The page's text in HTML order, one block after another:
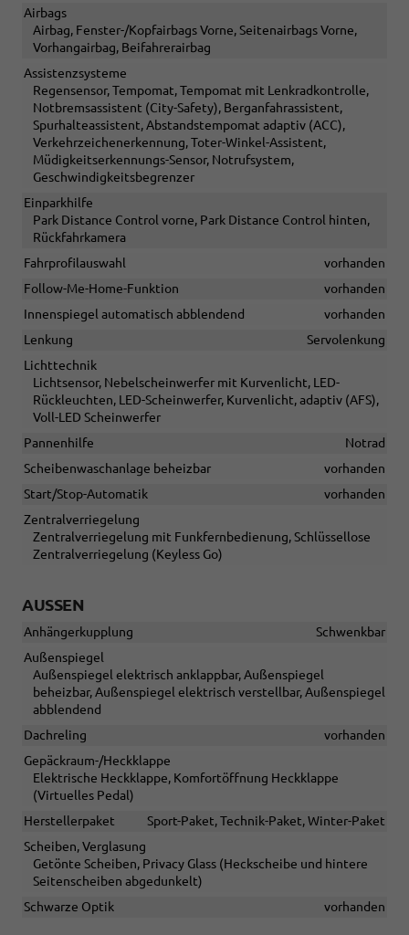
Airbags
Airbag, Fenster-/Kopfairbags Vorne, Seitenairbags Vorne,
Vorhangairbag, Beifahrerairbag
Assistenzsysteme
Regensensor, Tempomat, Tempomat mit Lenkradkontrolle,
Notbremsassistent (City-Safety), Berganfahrassistent,
Spurhalteassistent, Abstandstempomat adaptiv (ACC),
Verkehrzeichenerkennung, Toter-Winkel-Assistent,
Müdigkeitserkennungs-Sensor, Notrufsystem,
Geschwindigkeitsbegrenzer
Einparkhilfe
Park Distance Control vorne, Park Distance Control hinten,
Rückfahrkamera
Fahrprofilauswahl
vorhanden
Follow-Me-Home-Funktion
vorhanden
Innenspiegel automatisch abblendend
vorhanden
Lenkung
Servolenkung
Lichttechnik
Lichtsensor, Nebelscheinwerfer mit Kurvenlicht, LED-
Rückleuchten, LED-Scheinwerfer, Kurvenlicht, adaptiv (AFS),
Voll-LED Scheinwerfer
Pannenhilfe
Notrad
Scheibenwaschanlage beheizbar
vorhanden
Start/Stop-Automatik
vorhanden
Zentralverriegelung
Zentralverriegelung mit Funkfernbedienung, Schlüssellose
Zentralverriegelung (Keyless Go)
AUSSEN
Anhängerkupplung
Schwenkbar
Außenspiegel
Außenspiegel elektrisch anklappbar, Außenspiegel
beheizbar, Außenspiegel elektrisch verstellbar, Außenspiegel
abblendend
Dachreling
vorhanden
Gepäckraum-/Heckklappe
Elektrische Heckklappe, Komfortöffnung Heckklappe
(Virtuelles Pedal)
Herstellerpaket
Sport-Paket, Technik-Paket, Winter-Paket
Scheiben, Verglasung
Getönte Scheiben, Privacy Glass (Heckscheibe und hintere
Seitenscheiben abgedunkelt)
Schwarze Optik
vorhanden